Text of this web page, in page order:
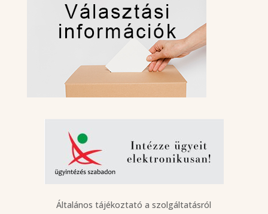
Általános tájékoztató a szolgáltatásról